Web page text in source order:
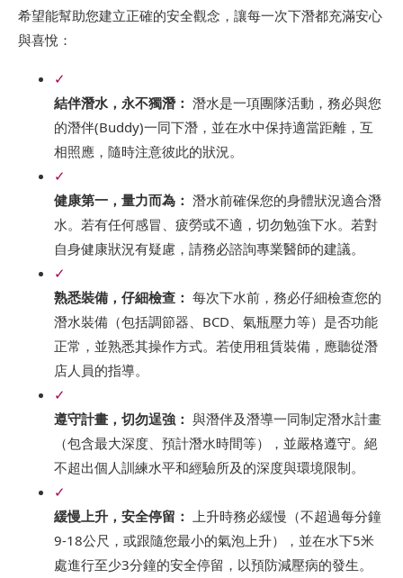
希望能幫助您建立正確的安全觀念，讓每一次下潛都充滿安心
與喜悅：
✓
結伴潛水，永不獨潛： 潛水是一項團隊活動，務必與您
的潛伴(Buddy)一同下潛，並在水中保持適當距離，互
相照應，隨時注意彼此的狀況。
✓
健康第一，量力而為： 潛水前確保您的身體狀況適合潛
水。若有任何感冒、疲勞或不適，切勿勉強下水。若對
自身健康狀況有疑慮，請務必諮詢專業醫師的建議。
✓
熟悉裝備，仔細檢查： 每次下水前，務必仔細檢查您的
潛水裝備（包括調節器、BCD、氣瓶壓力等）是否功能
正常，並熟悉其操作方式。若使用租賃裝備，應聽從潛
店人員的指導。
✓
遵守計畫，切勿逞強： 與潛伴及潛導一同制定潛水計畫
（包含最大深度、預計潛水時間等），並嚴格遵守。絕
不超出個人訓練水平和經驗所及的深度與環境限制。
✓
緩慢上升，安全停留：
上升時務必緩慢（不超過每分鐘
9-18公尺，或跟隨您最小的氣泡上升），並在水下5米
處進行至少3分鐘的安全停留，以預防減壓病的發生。